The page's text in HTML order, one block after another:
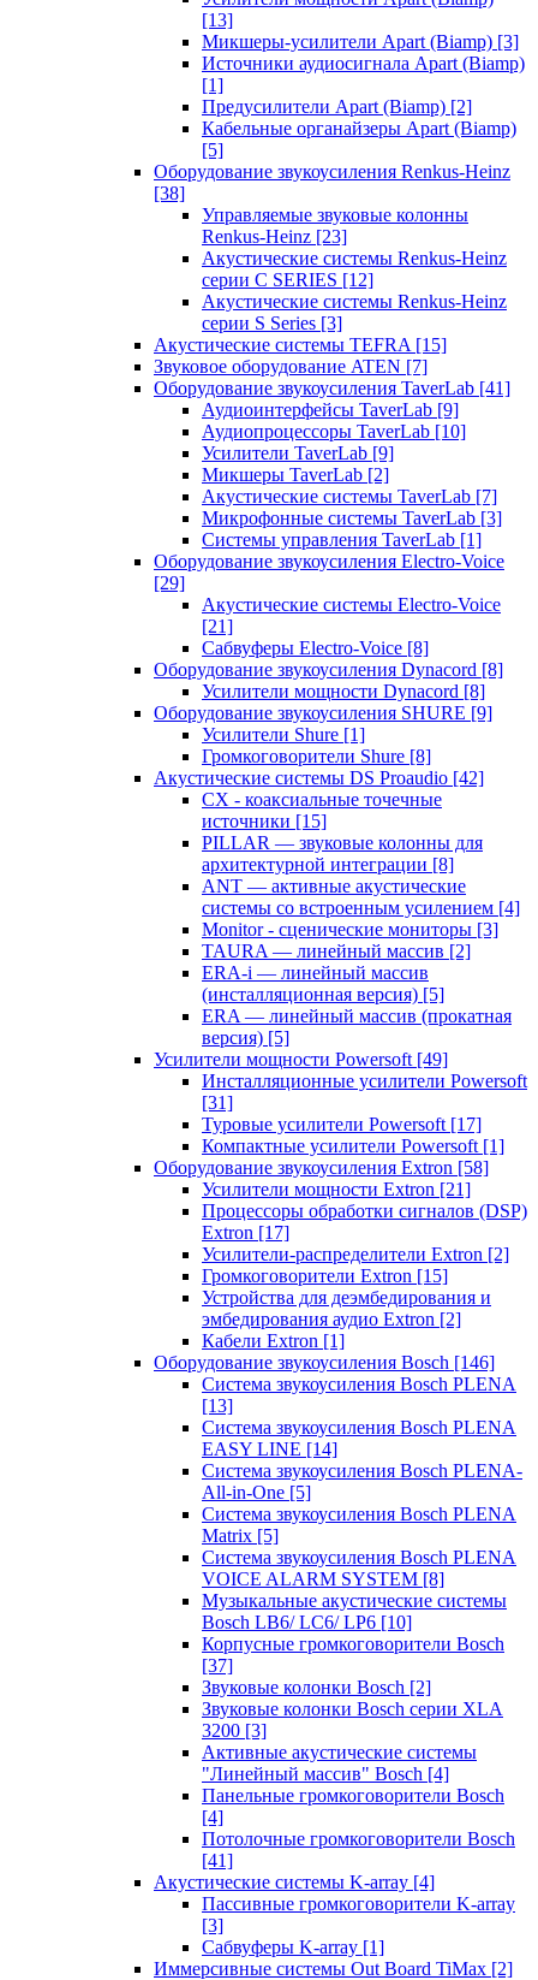
[13]
Микшеры-усилители Apart (Biamp) [3]
Источники аудиосигнала Apart (Biamp)
[1]
Предусилители Apart (Biamp) [2]
Кабельные органайзеры Apart (Biamp)
[5]
Оборудование звукоусиления Renkus-Heinz
[38]
Управляемые звуковые колонны
Renkus-Heinz [23]
Акустические системы Renkus-Heinz
серии C SERIES [12]
Акустические системы Renkus-Heinz
серии S Series [3]
Акустические системы TEFRA [15]
Звуковое оборудование ATEN [7]
Оборудование звукоусиления TaverLab [41]
Аудиоинтерфейсы TaverLab [9]
Аудиопроцессоры TaverLab [10]
Усилители TaverLab [9]
Микшеры TaverLab [2]
Акустические системы TaverLab [7]
Микрофонные системы TaverLab [3]
Системы управления TaverLab [1]
Оборудование звукоусиления Electro-Voice
[29]
Акустические системы Electro-Voice
[21]
Сабвуферы Electro-Voice [8]
Оборудование звукоусиления Dynacord [8]
Усилители мощности Dynacord [8]
Оборудование звукоусиления SHURE [9]
Усилители Shure [1]
Громкоговорители Shure [8]
Акустические системы DS Proaudio [42]
CX - коаксиальные точечные
источники [15]
PILLAR — звуковые колонны для
архитектурной интеграции [8]
ANT — активные акустические
системы со встроенным усилением [4]
Monitor - сценические мониторы [3]
TAURA — линейный массив [2]
ERA-i — линейный массив
(инсталляционная версия) [5]
ERA — линейный массив (прокатная
версия) [5]
Усилители мощности Powersoft [49]
Инсталляционные усилители Powersoft
[31]
Туровые усилители Powersoft [17]
Компактные усилители Powersoft [1]
Оборудование звукоусиления Extron [58]
Усилители мощности Extron [21]
Процессоры обработки сигналов (DSP)
Extron [17]
Усилители-распределители Extron [2]
Громкоговорители Extron [15]
Устройства для деэмбедирования и
эмбедирования аудио Extron [2]
Кабели Extron [1]
Оборудование звукоусиления Bosch [146]
Система звукоусиления Bosch PLENA
[13]
Система звукоусиления Bosch PLENA
EASY LINE [14]
Система звукоусиления Bosch PLENA-
All-in-One [5]
Система звукоусиления Bosch PLENA
Matrix [5]
Система звукоусиления Bosch PLENA
VOICE ALARM SYSTEM [8]
Музыкальные акустические системы
Bosch LB6/ LC6/ LP6 [10]
Корпусные громкоговорители Bosch
[37]
Звуковые колонки Bosch [2]
Звуковые колонки Bosch серии XLA
3200 [3]
Активные акустические системы
"Линейный массив" Bosch [4]
Панельные громкоговорители Bosch
[4]
Потолочные громкоговорители Bosch
[41]
Акустические системы K-array [4]
Пассивные громкоговорители K-array
[3]
Сабвуферы K-array [1]
Иммерсивные системы Out Board TiMax [2]